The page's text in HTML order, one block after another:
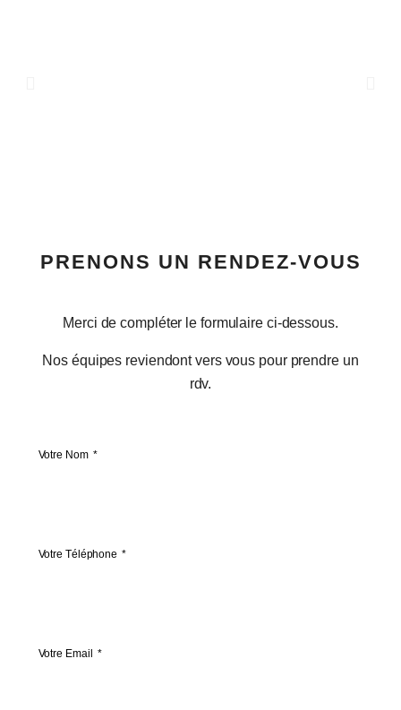
PRENONS UN RENDEZ-VOUS
Merci de compléter le formulaire ci-dessous.
Nos équipes reviendont vers vous pour prendre un
rdv.
Votre Nom
Votre Téléphone
Votre Email